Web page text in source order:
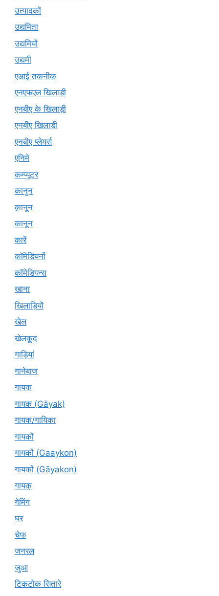
उत्पादकों
उद्यमिता
उद्यमियों
उद्यमी
एआई तकनीक
एनएफएल खिलाड़ी
एनबीए के खिलाड़ी
एनबीए खिलाड़ी
एनबीए प्लेयर्स
एनिमे
कम्प्यूटर
कानुन
क़ानून
कानून
कारें
कॉमेडियनों
कॉमेडियन्स
खाना
खिलाड़ियों
खेल
खेलकूद
गाड़ियां
गानेबाज
गायक
गायक (Gāyak)
गायक/गायिका
गायकों
गायकों (Gaaykon)
गायकों (Gāyakon)
गायक्
गेमिंग
घर
चेफ
जनरल
जुआ
टिकटोक सितारे